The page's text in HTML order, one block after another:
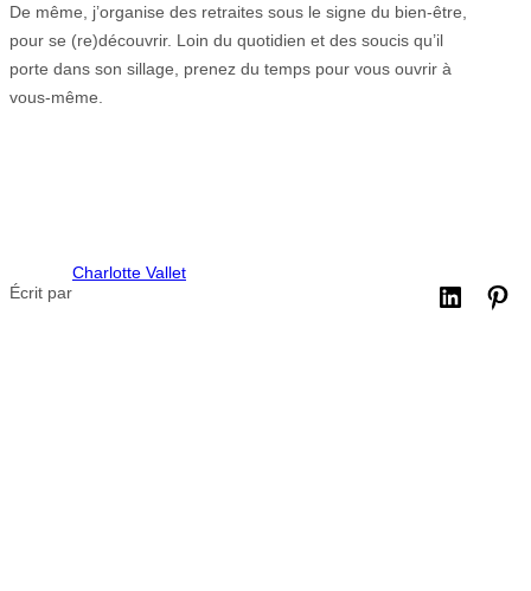
De même, j’organise des retraites sous le signe du bien-être,
pour se (re)découvrir. Loin du quotidien et des soucis qu’il
porte dans son sillage, prenez du temps pour vous ouvrir à
vous-même.
Écrit par
Charlotte Vallet